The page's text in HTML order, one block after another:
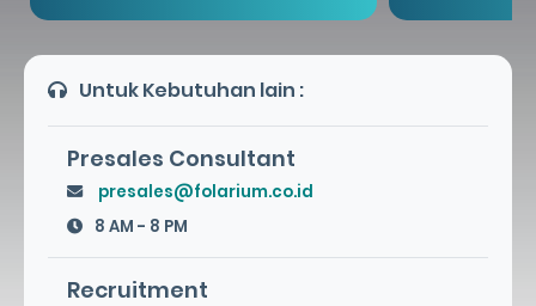
Untuk Kebutuhan lain :
Presales Consultant
presales@folarium.co.id
8 AM - 8 PM
Recruitment